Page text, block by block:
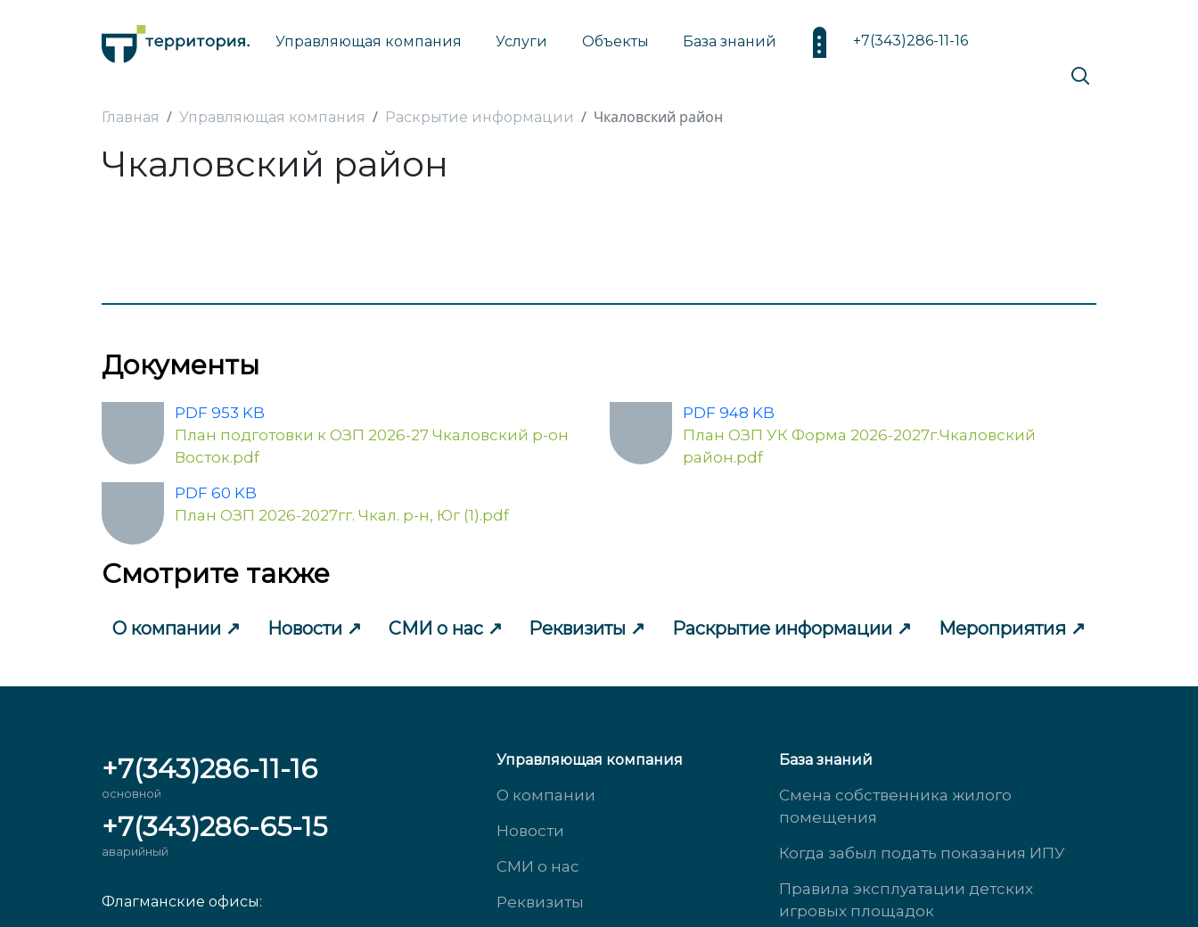
+7(343)286-11-16
Управляющая компания Услуги Объекты База знаний
Главная Управляющая компания Раскрытие информации Чкаловский район
Чкаловский район
Документы
PDF 953 KB
План подготовки к ОЗП 2026-27 Чкаловский р-он
Восток.pdf
PDF 60 KB
План ОЗП 2026-2027гг. Чкал. р-н, Юг (1).pdf
PDF 948 KB
План ОЗП УК Форма 2026-2027г.Чкаловский
район.pdf
Смотрите также
О компании Новости СМИ о нас Реквизиты Раскрытие информации Мероприятия
+7(343)286-11-16
основной
+7(343)286-65-15
аварийный
Флагманские офисы:
Управляющая компания
О компании
Новости
СМИ о нас
Реквизиты
База знаний
Смена собственника жилого
помещения
Когда забыл подать показания ИПУ
Правила эксплуатации детских
игровых площадок